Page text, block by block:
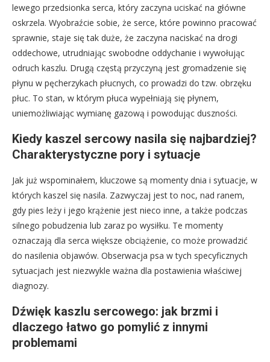
lewego przedsionka serca, który zaczyna uciskać na główne
oskrzela. Wyobraźcie sobie, że serce, które powinno pracować
sprawnie, staje się tak duże, że zaczyna naciskać na drogi
oddechowe, utrudniając swobodne oddychanie i wywołując
odruch kaszlu. Drugą częstą przyczyną jest gromadzenie się
płynu w pęcherzykach płucnych, co prowadzi do tzw. obrzęku
płuc. To stan, w którym płuca wypełniają się płynem,
uniemożliwiając wymianę gazową i powodując duszności.
Kiedy kaszel sercowy nasila się najbardziej?
Charakterystyczne pory i sytuacje
Jak już wspominałem, kluczowe są momenty dnia i sytuacje, w
których kaszel się nasila. Zazwyczaj jest to noc, nad ranem,
gdy pies leży i jego krążenie jest nieco inne, a także podczas
silnego pobudzenia lub zaraz po wysiłku. Te momenty
oznaczają dla serca większe obciążenie, co może prowadzić
do nasilenia objawów. Obserwacja psa w tych specyficznych
sytuacjach jest niezwykle ważna dla postawienia właściwej
diagnozy.
Dźwięk kaszlu sercowego: jak brzmi i
dlaczego łatwo go pomylić z innymi
problemami